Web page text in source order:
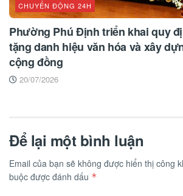
CHUYỂN ĐỘNG 24H
Phường Phú Định triển khai quy
tặng danh hiệu văn hóa và xây
cộng đồng
20/07/2026
Để lại một bình luận
Email của bạn sẽ không được hiển thị công
buộc được đánh dấu *